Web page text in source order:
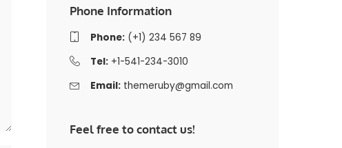
Phone Information
Phone:(+1) 234 567 89
Tel:+1-541-234-3010
Email: themeruby@gmail.com
Feel free to contact us!